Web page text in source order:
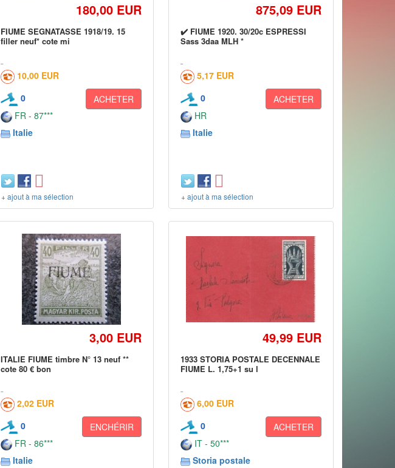
180,00 EUR
FIUME SEGNATASSE 1918/19. 15
filler neuf* cote mi
10,00 EUR
0
ACHETER
FR - 87***
Italie
+ ajout à ma sélection
875,09 EUR
✔️ FIUME 1920. 30/20c ESPRESSI
Sass 3daa MLH *
5,17 EUR
0
ACHETER
HR
Italie
+ ajout à ma sélection
3,00 EUR
ITALIE FIUME timbre N° 13 neuf **
cote 80 € bon
2,02 EUR
0
ENCHÉRIR
FR - 86***
Italie
49,99 EUR
1933 STORIA POSTALE DECENNALE
FIUME L. 1,75+1 su l
6,00 EUR
0
ACHETER
IT - 50***
Storia postale